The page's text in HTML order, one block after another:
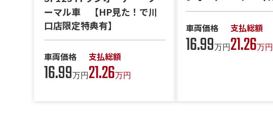
ーマル車 【HP見た！で川
口店限定特典有】
車両価格
16.99万円
支払総額
21.26万円
車両価格
16.99万円
支払総額
21.26万円